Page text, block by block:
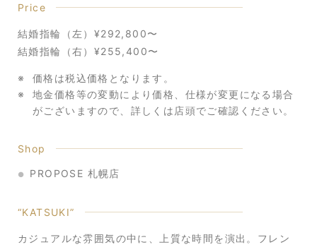
Price
結婚指輪（左）¥292,800〜
結婚指輪（右）¥255,400〜
価格は税込価格となります。
地金価格等の変動により価格、仕様が変更になる場合
がございますので、 詳しくは店頭でご確認ください。
Shop
PROPOSE 札幌店
“KATSUKI”
カジュアルな雰囲気の中に、上質な時間を演出。フレン